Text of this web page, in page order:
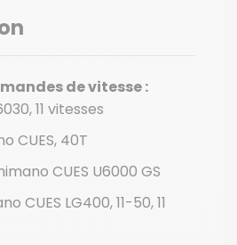
de vitesse :
11 vitesses
CUES, 40T
CUES U6000 GS
CUES LG400, 11-50, 11